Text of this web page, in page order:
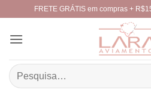
content
FRETE GRÁTIS em compras +
Pesquisar
por: